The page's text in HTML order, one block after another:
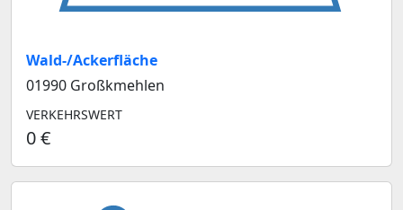
Wald-/Ackerfläche
01990 Großkmehlen
VERKEHRSWERT
0 €